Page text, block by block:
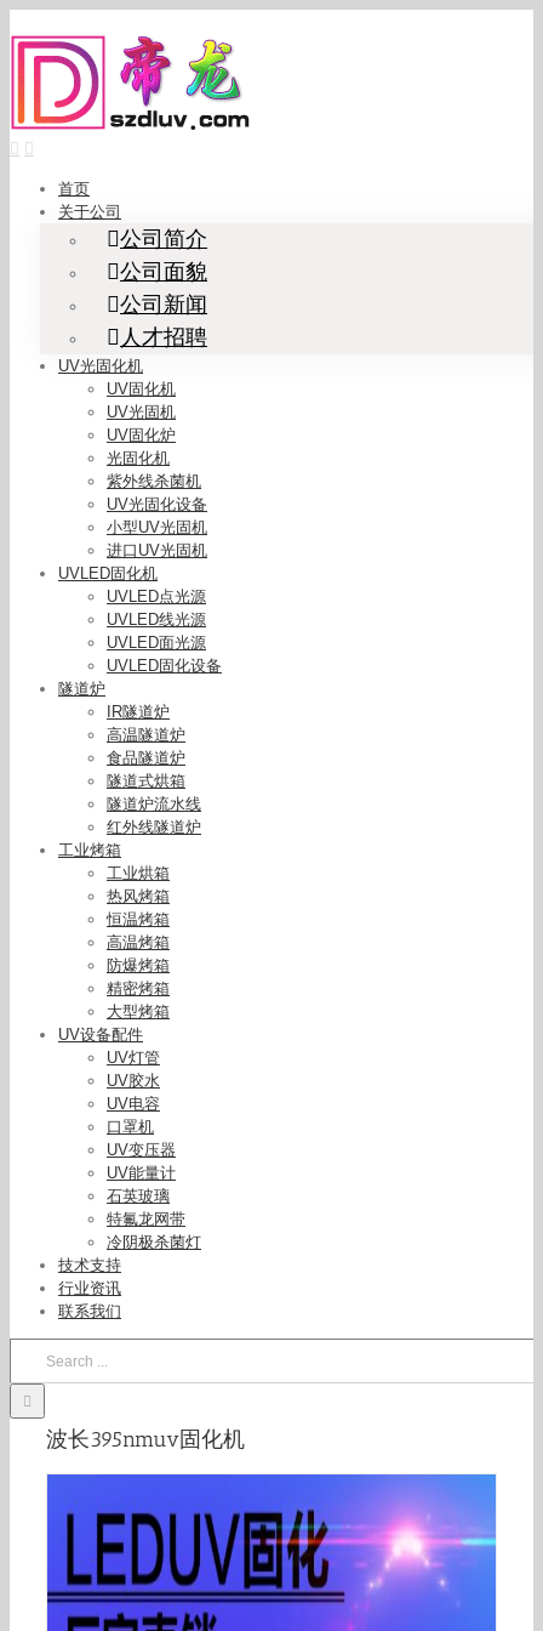
to
content
首页
关于公司
公司简介
公司面貌
公司新闻
人才招聘
UV光固化机
UV固化机
UV光固机
UV固化炉
光固化机
紫外线杀菌机
UV光固化设备
小型UV光固机
进口UV光固机
UVLED固化机
UVLED点光源
UVLED线光源
UVLED面光源
UVLED固化设备
隧道炉
IR隧道炉
高温隧道炉
食品隧道炉
隧道式烘箱
隧道炉流水线
红外线隧道炉
工业烤箱
工业烘箱
热风烤箱
恒温烤箱
高温烤箱
防爆烤箱
精密烤箱
大型烤箱
UV设备配件
UV灯管
UV胶水
UV电容
口罩机
UV变压器
UV能量计
石英玻璃
特氟龙网带
冷阴极杀菌灯
技术支持
行业资讯
联系我们
波长395nmuv固化机
紫外线uv固化灯_厂家批发紫外线uv固化灯波长
395nmuv固化机供应2kwuv功率干燥